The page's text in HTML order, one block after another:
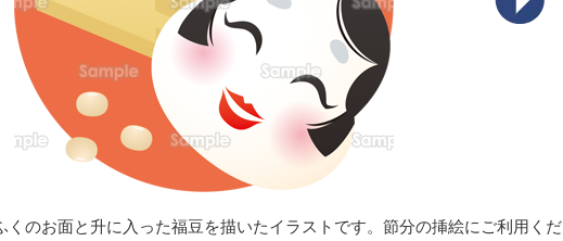
くのお面と升に入った福豆を描いたイラストです。節分の挿絵にご利用くだ